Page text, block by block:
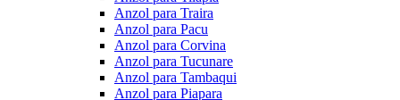
Anzol para Traira
Anzol para Pacu
Anzol para Corvina
Anzol para Tucunare
Anzol para Tambaqui
Anzol para Piapara